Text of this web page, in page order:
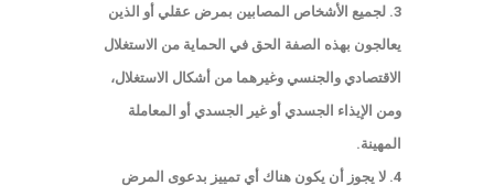
3. لجميع الأشخاص المصابين بمرض عقلي أو الذين
يعالجون بهذه الصفة الحق في الحماية من الاستغلال
الاقتصادي والجنسي وغيرهما من أشكال الاستغلال،
ومن الإيذاء الجسدي أو غير الجسدي أو المعاملة
المهينة.
4. لا يجوز أن يكون هناك أي تمييز بدعوى المرض